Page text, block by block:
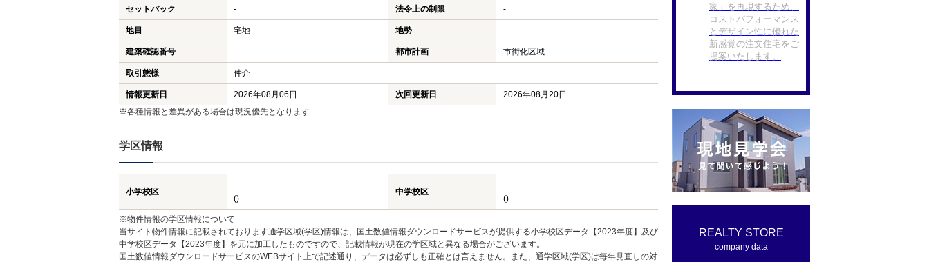
セットバック - 法令上の制限 -
地目 宅地 地勢
建築確認番号 都市計画 市街化区域
取引態様 仲介
情報更新日 2026年08月06日 次回更新日
2026年08月20日
※各種情報と差異がある場合は現況優先となります
学区情報
小学校区
()
中学校区
()
※物件情報の学区情報について
当サイト物件情報に記載されております通学区域(学区)情報は、国土数値情報ダウンロードサービスが提供する小学校区データ【2023年度】及び
中学校区データ【2023年度】を元に加工したものですので、記載情報が現在の学区域と異なる場合がございます。
国土数値情報ダウンロードサービスのWEBサイト上で記述通り、データは必ずしも正確とは言えません。また、通学区域(学区)は毎年見直しの対
家」を再現するため、
コストパフォーマンス
とデザイン性に優れた
新感覚の注文住宅をご
提案いたします。
REALTY STORE
company data